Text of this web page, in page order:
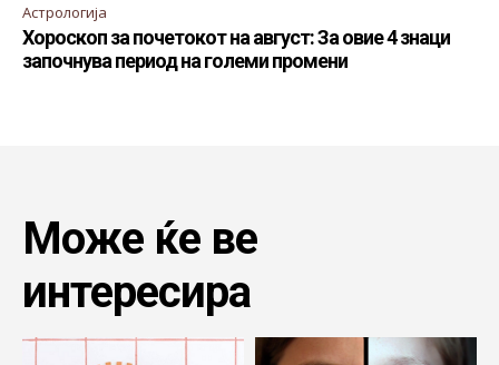
Астрологија
Хороскоп за почетокот на август: За овие 4 знаци
започнува период на големи промени
Може ќе ве
интересира